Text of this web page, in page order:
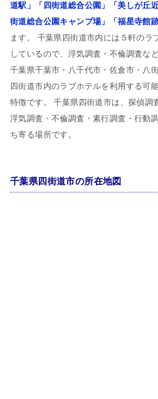
道駅」「四街道総合公園」「美しが丘
街道総合公園キャンプ場」「福星寺館跡
ます。 千葉県四街道市内には５軒のラ
しているので、浮気調査・不倫調査な
千葉県千葉市・八千代市・佐倉市・八
四街道市内のラブホテルを利用する可
特徴です。 千葉県四街道市は、探偵調
浮気調査・不倫調査・素行調査・行動
ち寄る場所です。
千葉県四街道市の所在地図